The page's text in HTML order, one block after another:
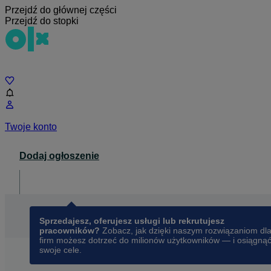
Przejdź do głównej części
Przejdź do stopki
Twoje konto
Dodaj ogłoszenie
Sprzedajesz, oferujesz usługi lub rekrutujesz
pracowników? Zobacz, jak dzięki naszym rozwiązaniom dla
firm możesz dotrzeć do milionów użytkowników — i osiągnąć
swoje cele.